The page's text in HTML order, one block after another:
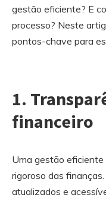
gestão eficiente? E
processo? Neste
pontos-chave para
1.
financeiro
Uma gestão eficiente
rigoroso das
atualizados e